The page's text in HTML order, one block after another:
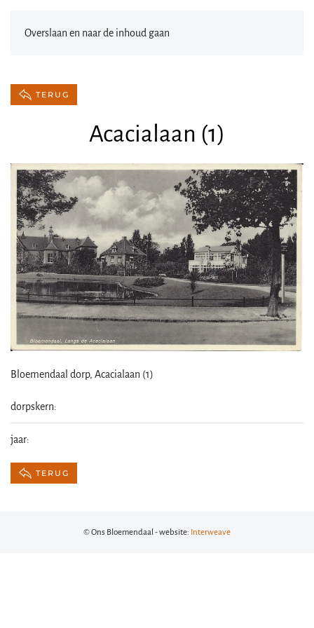
Overslaan en naar de inhoud gaan
TERUG
Acacialaan (1)
Bloemendaal dorp, Acacialaan (1)
dorpskern:
jaar:
TERUG
© Ons Bloemendaal - website: Interweave